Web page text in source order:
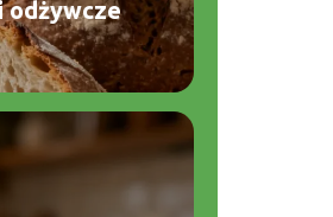
odżywcze